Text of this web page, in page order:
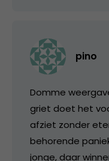
pino
Domme
griet doet het
afziet zonder
behorende
jonge, daar